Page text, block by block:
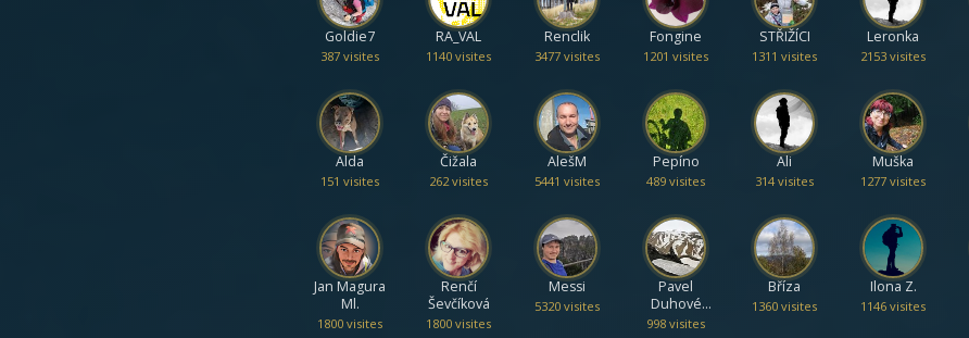
Goldie7
387 visites
RA_VAL
1140 visites
Renclik
3477 visites
Fongine
1201 visites
STŘIŽÍCI
1311 visites
Leronka
2153 visites
Alda
151 visites
Čižala
262 visites
AlešM
5441 visites
Pepíno
489 visites
Ali
314 visites
Muška
1277 visites
Jan Magura
Ml.
1800 visites
Renčí
Ševčíková
1800 visites
Messi
5320 visites
Pavel
Duhové
hory
998 visites
Bříza
1360 visites
Ilona Z.
1146 visites